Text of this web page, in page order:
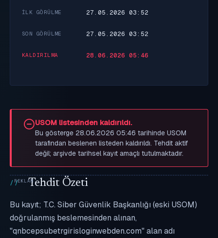
İLK GÖRÜLME 27.05.2026 03:52
SON GÖRÜLME 27.05.2026 03:52
KALDIRILMA 28.06.2026 05:46
USOM listesinden kaldırıldı.
Bu gösterge 28.06.2026 05:46 tarihinde USOM
tarafından beslenen listeden kaldırıldı. Tehdit aktif
değil; arşivde tarihsel kayıt amaçlı tutulmaktadır.
Tehdit Özeti
Bu kayıt; T.C. Siber Güvenlik Başkanlığı (eski USOM)
doğrulanmış beslemesinden alınan,
"qnbcepsubetrgirisloginwebden.com" alan adı